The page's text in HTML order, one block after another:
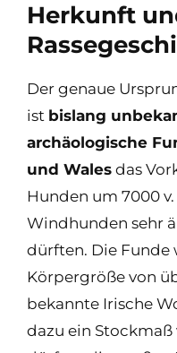
Herkunft
Der genaue
ist bislang
archäologische
und Wales das
Hunden um 7000
Windhunden sehr
dürften. Die Funde
Körpergröße von
bekannte Irische
dazu ein Stockmaß